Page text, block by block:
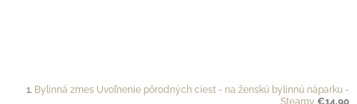
Bylinná zmes Uvoľnenie pôrodných ciest - na ženskú bylinnú náparku -
Steamy €14,90